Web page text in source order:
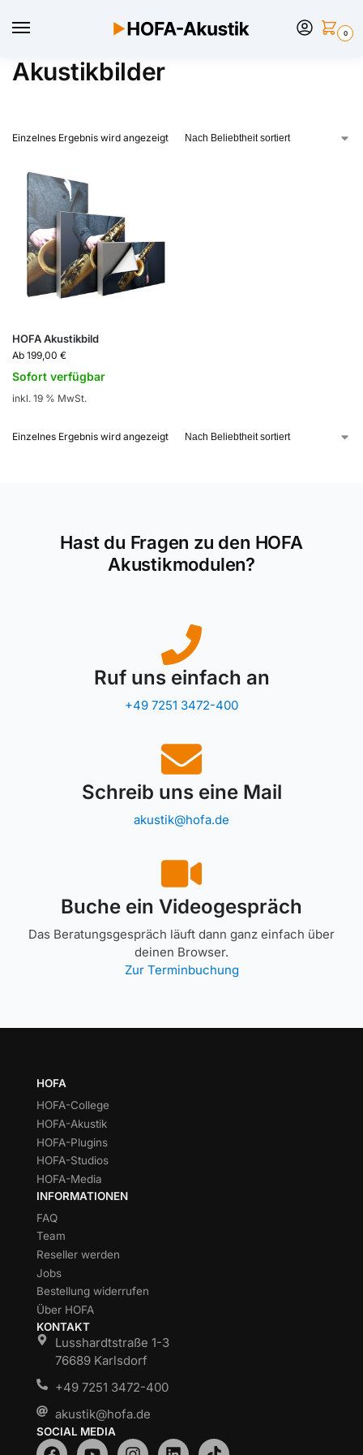
0
Akustikbilder
Einzelnes Ergebnis wird angezeigt
HOFA Akustikbild
Ab 199,00 €
Sofort verfügbar
inkl. 19 % MwSt.
Einzelnes Ergebnis wird angezeigt
Hast du Fragen zu den HOFA
Akustikmodulen?
Ruf uns einfach an
+49 7251 3472-400
Schreib uns eine Mail
akustik@hofa.de
Buche ein Videogespräch
Das Beratungsgespräch läuft dann ganz einfach über
deinen Browser.
Zur Terminbuchung
HOFA
HOFA-College
HOFA-Akustik
HOFA-Plugins
HOFA-Studios
HOFA-Media
INFORMATIONEN
FAQ
Team
Reseller werden
Jobs
Bestellung widerrufen
Über HOFA
KONTAKT
Lusshardtstraße 1-3
76689 Karlsdorf
+49 7251 3472-400
akustik@hofa.de
SOCIAL MEDIA